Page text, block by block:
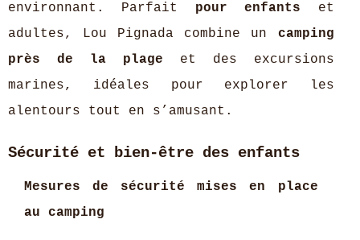
environnant. Parfait pour enfants et
adultes, Lou Pignada combine un camping
près de la plage et des excursions
marines, idéales pour explorer les
alentours tout en s’amusant.
Sécurité et bien-être des enfants
Mesures de sécurité mises en place
au camping